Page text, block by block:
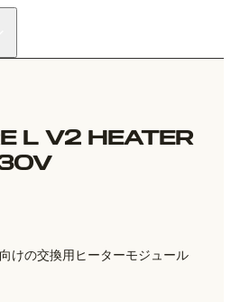
L V2 HEATER
けの交換用ヒーターモジュール